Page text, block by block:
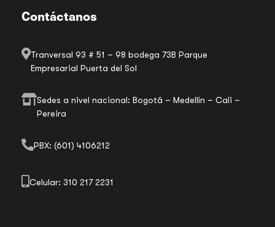
Contáctanos
Tranversal 93 # 51 – 98 bodega 73B Parque
Empresarial Puerta del Sol
Sedes a nivel nacional: Bogotá – Medellín – Cali –
Pereira
PBX: (601) 4106212
Celular: 310 217 2231